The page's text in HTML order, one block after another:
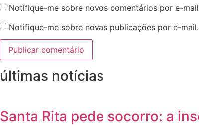
Notifique-me sobre novos comentários por e-
Notifique-me sobre novas publicações por e-mail.
últimas notícias
Santa Rita pede socorro: a